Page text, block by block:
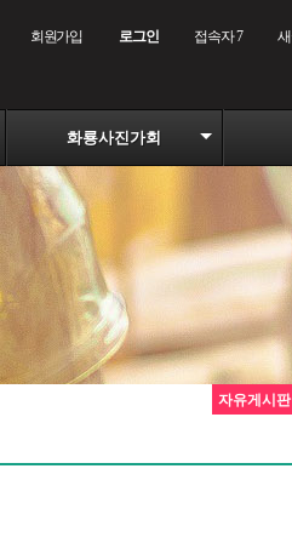
회원가입 로그인 접속자 7
화룡사진가회
자유게시판